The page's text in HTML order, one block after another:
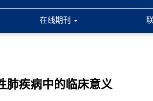
在线期刊
肺疾病中的临床意义